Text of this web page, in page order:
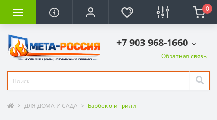
0
+7 903 968-1660
Обратная связь
ДЛЯ ДОМА И САДА Барбекю и грили